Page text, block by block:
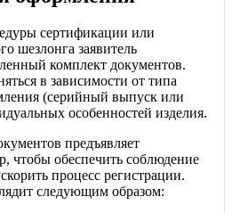
сертификации или
шезлонга заявитель
комплект документов.
в зависимости от типа
(серийный выпуск или
особенностей изделия.
предъявляет
чтобы обеспечить соблюдение
процесс регистрации.
следующим образом: